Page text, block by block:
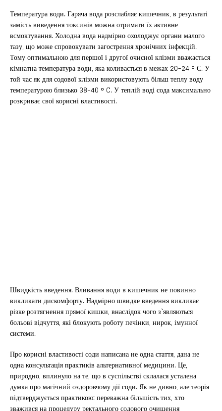
Температура води. Гаряча вода розслабляє кишечник, в результаті
замість виведення токсинів можна отримати їх активне
всмоктування. Холодна вода надмірно охолоджує органи малого
тазу, що може спровокувати загострення хронічних інфекцій.
Тому оптимальною для першої і другої очисної клізми вважається
кімнатна температура води, яка коливається в межах 20-24 ° С. У
той час як для содової клізми використовують більш теплу воду
температурою близько 38-40 ° C. У теплій воді сода максимально
розкриває свої корисні властивості.
Швидкість введення. Вливання води в кишечник не повинно
викликати дискомфорту. Надмірно швидке введення викликає
різке розтягнення прямої кишки, внаслідок чого з`являються
больові відчуття, які блокують роботу печінки, нирок, імунної
системи.
Про корисні властивості соди написана не одна стаття, дана не
одна консультація практиків альтернативної медицини. Це,
природно, вплинуло на те, що в суспільстві склалася усталена
думка про магічний оздоровчому дії соди. Як не дивно, але теорія
підтверджується практикою: переважна більшість тих, хто
зважився на процедуру ректального содового очищення